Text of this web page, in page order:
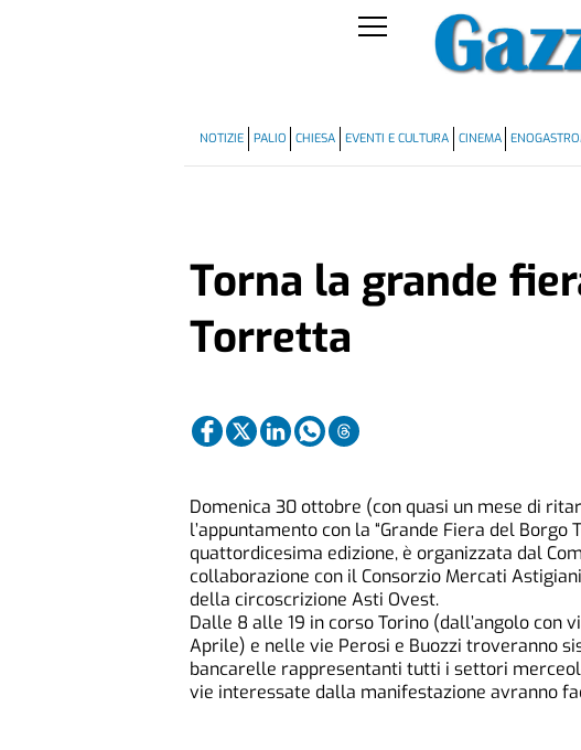
NOTIZIE PALIO CHIESA EVENTI E CULTURA CINEMA
Torna la grande
Torretta
Domenica 30 ottobre (con quasi un mese di
l’appuntamento con la “Grande Fiera del
quattordicesima edizione, è organizzata dal
collaborazione con il Consorzio Mercati
della circoscrizione Asti Ovest.
Dalle 8 alle 19 in corso Torino (dall’angolo con
Aprile) e nelle vie Perosi e Buozzi troveranno
bancarelle rappresentanti tutti i settori
vie interessate dalla manifestazione avranno